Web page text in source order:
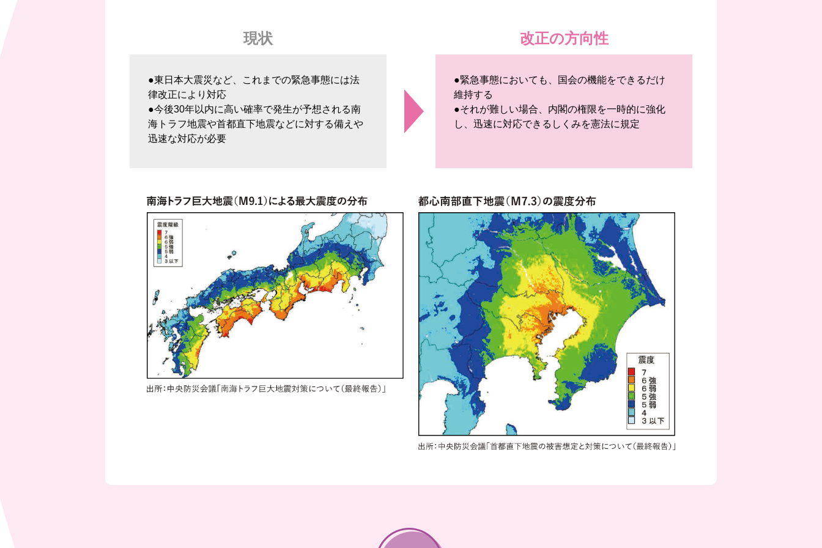
現状
●東日本大震災など、これまでの緊急事態には法
律改正により対応
●今後30年以内に高い確率で発生が予想される南
海トラフ地震や首都直下地震などに対する備えや
迅速な対応が必要
改正の方向性
●緊急事態においても、国会の機能をできるだけ
維持する
●それが難しい場合、内閣の権限を一時的に強化
し、迅速に対応できるしくみを憲法に規定